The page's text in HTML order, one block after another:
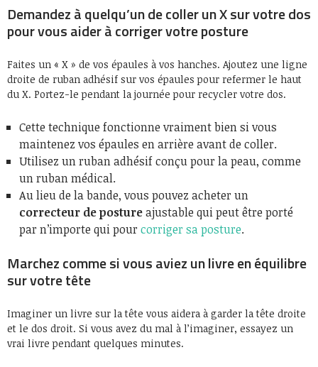
Demandez à quelqu’un de coller un X sur votre dos
pour vous aider à corriger votre posture
Faites un « X » de vos épaules à vos hanches. Ajoutez une ligne
droite de ruban adhésif sur vos épaules pour refermer le haut
du X. Portez-le pendant la journée pour recycler votre dos.
Cette technique fonctionne vraiment bien si vous
maintenez vos épaules en arrière avant de coller.
Utilisez un ruban adhésif conçu pour la peau, comme
un ruban médical.
Au lieu de la bande, vous pouvez acheter un
correcteur de postureajustable qui peut être porté
par n’importe qui pour corriger sa posture.
Marchez comme si vous aviez un livre en équilibre
sur votre tête
Imaginer un livre sur la tête vous aidera à garder la tête droite
et le dos droit. Si vous avez du mal à l’imaginer, essayez un
vrai livre pendant quelques minutes.